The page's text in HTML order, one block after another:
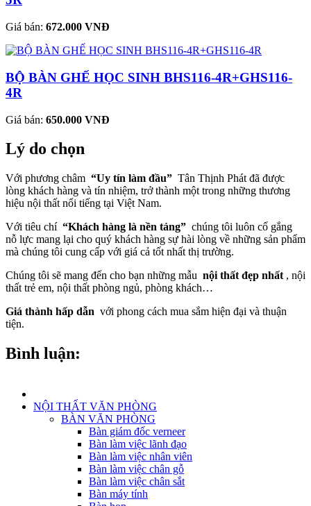
Giá bán: 672.000 VNĐ
BỘ BÀN GHẾ HỌC SINH BHS116-4R+GHS116-
4R
Giá bán: 650.000 VNĐ
Lý do chọn
Với phương châm “Uy tín làm đầu” Tân Thịnh Phát đã được
lòng khách hàng và tín nhiệm, trở thành một trong những thương
hiệu nội thất nổi tiếng tại Việt Nam.
Với tiêu chí “Khách hàng là nền tảng” chúng tôi luôn cố gắng
nỗ lực mang lại cho quý khách hàng sự hài lòng về những sản phẩm
mà chúng tôi cung cấp với giá cả tốt nhất thị trường.
Chúng tôi sẽ mang đến cho bạn những mẫu nội thất đẹp nhất , nội
thất trẻ em, nội thất phòng ngủ, phòng khách…
Giá thành hấp dẫn với phong cách mua sắm hiện đại và thuận
tiện.
Bình luận:
NỘI THẤT VĂN PHÒNG
BÀN VĂN PHÒNG
Bàn giám đốc verneer
Bàn làm việc lãnh đạo
Bàn làm việc nhân viên
Bàn làm việc chân gỗ
Bàn làm việc chân sắt
Bàn máy tính